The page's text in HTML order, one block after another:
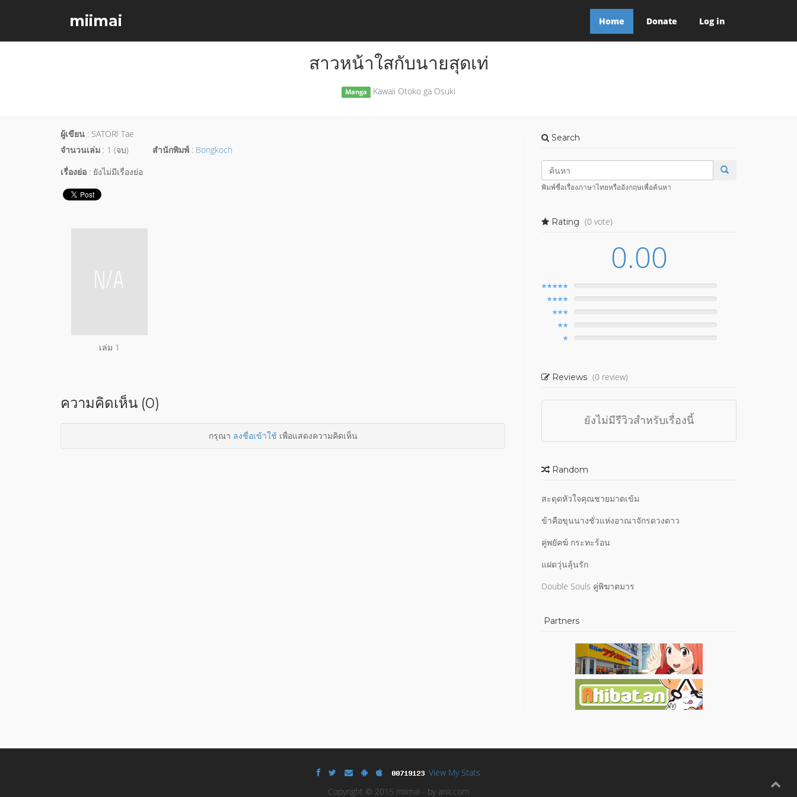
miimai Home Donate Log in
สาวหน้าใสกับนายสุดเท่
Manga Kawaii Otoko ga Osuki
ผู้เขียน : SATORI Tae
จำนวนเล่ม : 1 (จบ) สำนักพิมพ์ : Bongkoch
เรื่องย่อ : ยังไม่มีเรื่องย่อ
เล่ม 1
ความคิดเห็น (0)
กรุณา ลงชื่อเข้าใช้เพื่อแสดงความคิดเห็น
Search
พิมพ์ชื่อเรื่องภาษาไทยหรืออังกฤษเพื่อค้นหา
Rating (0 vote)
0.00
Reviews (0 review)
ยังไม่มีรีวิวสำหรับเรื่องนี้
Random
สะดุดหัวใจคุณชายมาดเข้ม
ข้าคือขุนนางชั่วแห่งอาณาจักรดวงดาว
คู่พยัคฆ์ กระทะร้อน
แฝดวุ่นลุ้นรัก
Double Souls คู่พิฆาตมาร
Partners
View My Stats
Copyright © 2015 miimai - by aniccom